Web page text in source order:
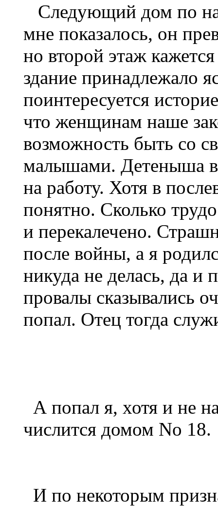
Следующий дом по
мне показалось, он
но второй этаж
здание принадлежало
поинтересуется
что женщинам наше
возможность быть со
малышами. Детеныша в
на работу. Хотя в
понятно. Сколько
и перекалечено.
после войны, а я
никуда не делась, да и
провалы сказывались
попал. Отец тогда
А попал я, хотя и не
числится домом No 18.
И по некоторым